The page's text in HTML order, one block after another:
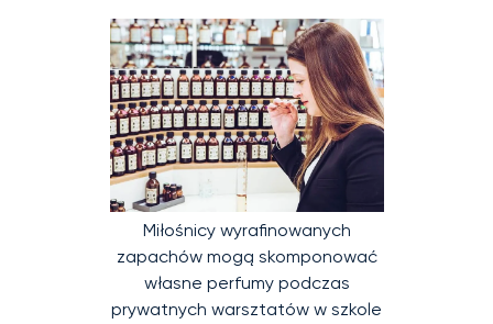
Miłośnicy wyrafinowanych
zapachów mogą skomponować
własne perfumy podczas
prywatnych warsztatów w szkole